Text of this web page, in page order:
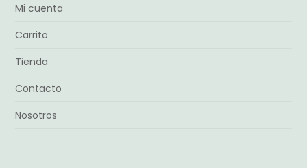
Mi cuenta
Carrito
Tienda
Contacto
Nosotros